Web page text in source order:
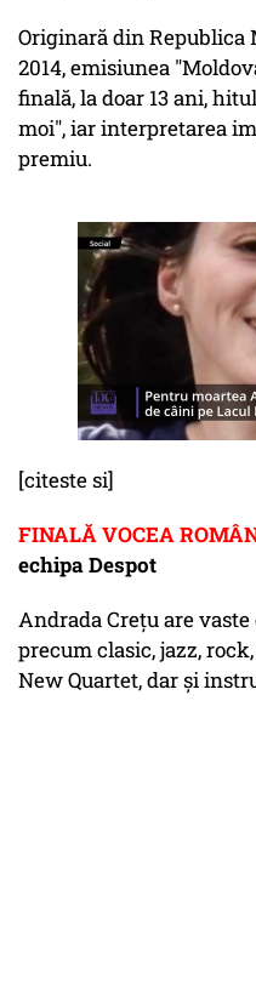
Originară din Republica
2014, emisiunea
finală, la doar 13 ani,
moi", iar interpretarea
premiu.
[citeste si]
FINALĂ VOCEA
echipa Despot
Andrada Creţu are
precum clasic, jazz,
New Quartet, dar şi